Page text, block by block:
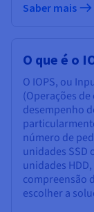
Saber mais
O que é o
O IOPS, ou
(Operações
desempenho
número de
unidades SSD
unidades
compreensão
escolher a